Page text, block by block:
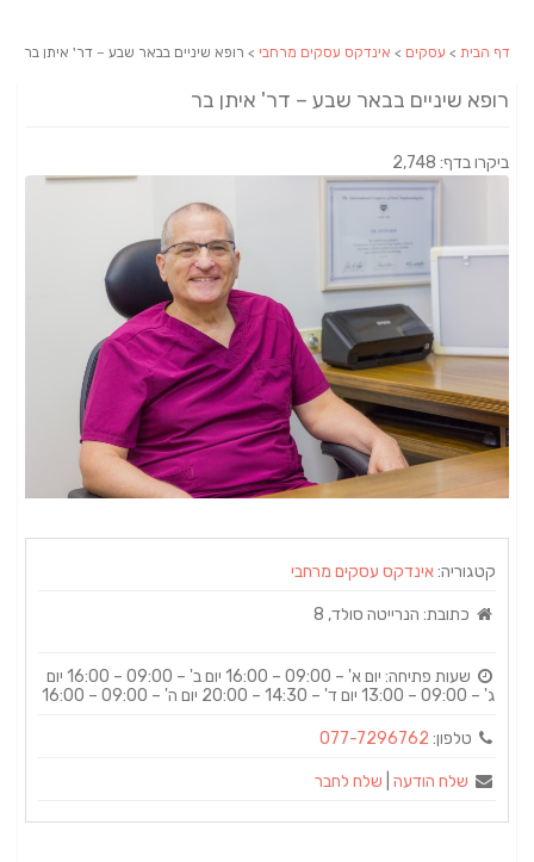
דף הבית > עסקים > אינדקס עסקים מרחבי > רופא שיניים בבאר שבע – דר' איתן בר
רופא שיניים בבאר שבע – דר' איתן בר
ביקרו בדף: 2,748
קטגוריה:אינדקס עסקים מרחבי
כתובת: הנרייטה סולד, 8
שעות פתיחה:
יום א' – 09:00 – 16:00 יום ב' – 09:00 – 16:00 יום
ג' – 09:00 – 13:00 יום ד' – 14:30 – 20:00 יום ה' – 09:00 – 16:00
טלפון: 077-7296762
שלח הודעה שלח לחבר